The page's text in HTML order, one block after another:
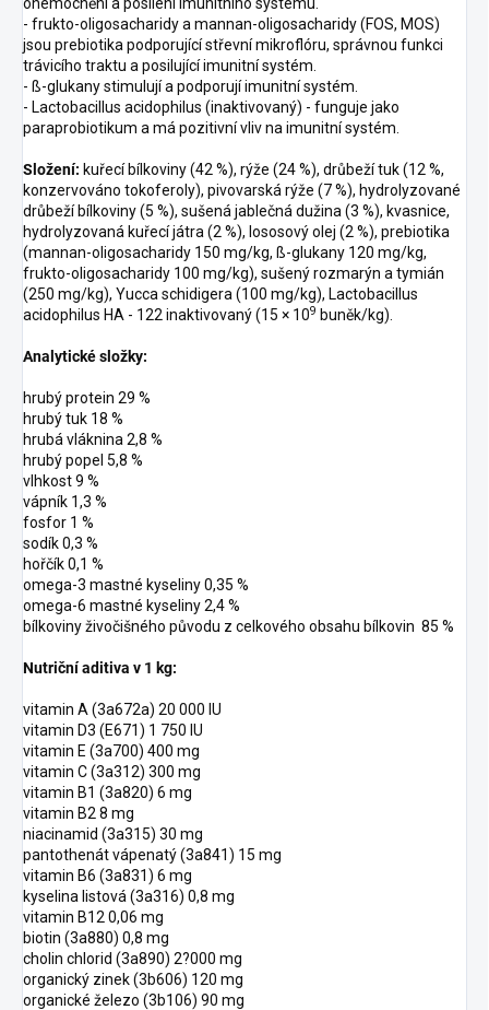
- frukto-oligosacharidy a mannan-oligosacharidy (FOS, MOS)
jsou prebiotika podporující střevní mikroflóru, správnou funkci
trávicího traktu a posilující imunitní systém.
- ß-glukany stimulují a podporují imunitní systém.
- Lactobacillus acidophilus (inaktivovaný) - funguje jako
paraprobiotikum a má pozitivní vliv na imunitní systém.
Složení: kuřecí bílkoviny (42 %), rýže (24 %), drůbeží tuk (12 %,
konzervováno tokoferoly), pivovarská rýže (7 %), hydrolyzované
drůbeží bílkoviny (5 %), sušená jablečná dužina (3 %), kvasnice,
hydrolyzovaná kuřecí játra (2 %), lososový olej (2 %), prebiotika
(mannan-oligosacharidy 150 mg/kg, ß-glukany 120 mg/kg,
frukto-oligosacharidy 100 mg/kg), sušený rozmarýn a tymián
(250 mg/kg), Yucca schidigera (100 mg/kg), Lactobacillus
acidophilus HA - 122 inaktivovaný (15 × 109 buněk/kg).
Analytické složky:
hrubý protein 29 %
hrubý tuk 18 %
hrubá vláknina 2,8 %
hrubý popel 5,8 %
vlhkost 9 %
vápník 1,3 %
fosfor 1 %
sodík 0,3 %
hořčík 0,1 %
omega-3 mastné kyseliny 0,35 %
omega-6 mastné kyseliny 2,4 %
bílkoviny živočišného původu z celkového obsahu bílkovin 85 %
Nutriční aditiva v 1 kg:
vitamin A (3a672a) 20 000 IU
vitamin D3 (E671) 1 750 IU
vitamin E (3a700) 400 mg
vitamin C (3a312) 300 mg
vitamin B1 (3a820) 6 mg
vitamin B2 8 mg
niacinamid (3a315) 30 mg
pantothenát vápenatý (3a841) 15 mg
vitamin B6 (3a831) 6 mg
kyselina listová (3a316) 0,8 mg
vitamin B12 0,06 mg
biotin (3a880) 0,8 mg
cholin chlorid (3a890) 2?000 mg
organický zinek (3b606) 120 mg
organické železo (3b106) 90 mg